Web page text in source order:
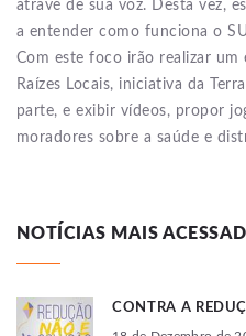
atravé de sua voz. Desta vez,
a entender como funciona o
Com este foco irão realizar um
Raízes Locais, iniciativa da
parte, e exibir vídeos, propor
moradores sobre a saúde e
NOTÍCIAS MAIS
CONTRA A